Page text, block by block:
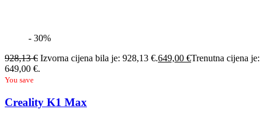
- 30%
928,13€ Izvorna cijena bila je: 928,13 €.649,00 €Trenutna cijena je:
649,00 €.
You save
Creality K1 Max